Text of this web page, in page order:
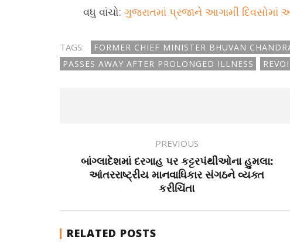
વધુ વાંચો: ગુજરાતમાં પ્રજાને આગામી
TAGS:
FORMER CHIEF MINISTER BHUVAN
PASSES AWAY AFTER PROLONGED ILLNESS
PREVIOUS
બાંગ્લાદેશમાં દરગાહ પર કટ્ટરપંથીઓના હુમલા:
આંતરરાષ્ટ્રીય માનવાધિકાર સંગઠને વ્યક્ત
કરીચિંતા
RELATED POSTS